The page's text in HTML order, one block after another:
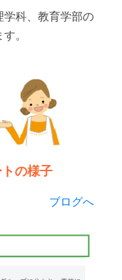
学科、教育学部の
。
の様子
ブログへ